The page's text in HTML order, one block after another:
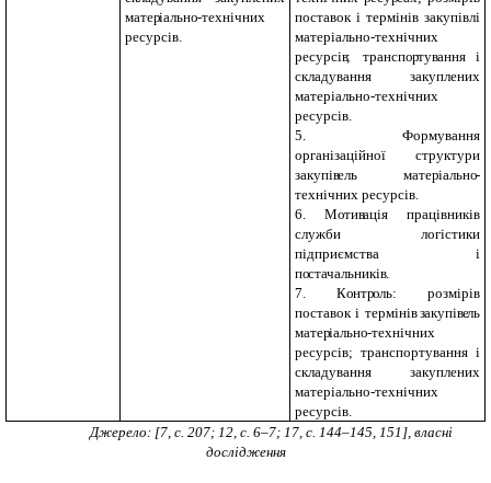
матеріально-технічних
ресурсів.
поставок і термінів закупівлі
матеріально-технічних
ресурсів; транспортування
і
складування закуплених
матеріально-технічних
ресурсів.
5. Формування
організаційної структури
закупівель матеріально-
технічних ресурсів.
6. Мотивація працівників
служби логістики
підприємства і
постачальників.
7. Контроль: розмірів
поставок і термінів закупівель
матеріально-технічних
ресурсів; транспортування і
складування закуплених
матеріально-технічних
ресурсів.
Джерело: [7, с. 207; 12, с. 6–7; 17, с. 144–145, 151], власні
дослідження